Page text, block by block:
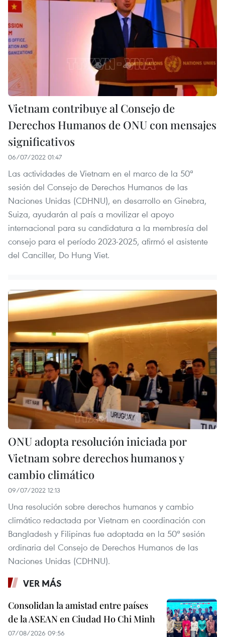
Vietnam contribuye al Consejo de
Derechos Humanos de ONU con mensajes
significativos
06/07/2022 01:47
Las actividades de Vietnam en el marco de la 50ª
sesión del Consejo de Derechos Humanos de las
Naciones Unidas (CDHNU), en desarrollo en Ginebra,
Suiza, ayudarán al país a movilizar el apoyo
internacional para su candidatura a la membresía del
consejo para el período 2023-2025, afirmó el asistente
del Canciller, Do Hung Viet.
ONU adopta resolución iniciada por
Vietnam sobre derechos humanos y
cambio climático
09/07/2022 12:13
Una resolución sobre derechos humanos y cambio
climático redactada por Vietnam en coordinación con
Bangladesh y Filipinas fue adoptada en la 50ª sesión
ordinaria del Consejo de Derechos Humanos de las
Naciones Unidas (CDHNU).
VER MÁS
Consolidan la amistad entre países
de la ASEAN en Ciudad Ho Chi Minh
07/08/2026 09:56